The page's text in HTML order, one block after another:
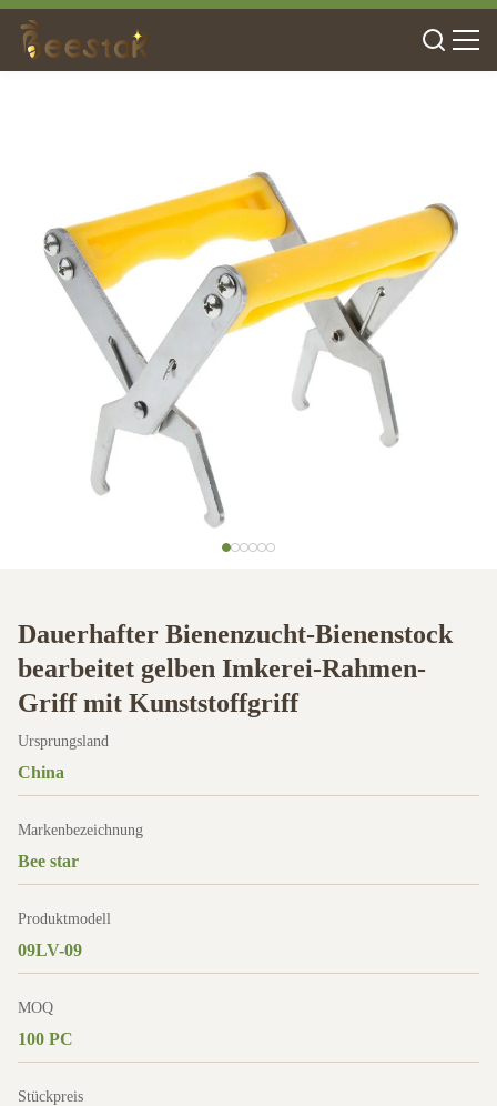
Dauerhafter Bienenzucht-Bienenstock
bearbeitet gelben Imkerei-Rahmen-
Griff mit Kunststoffgriff
Ursprungsland
China
Markenbezeichnung
Bee star
Produktmodell
09LV-09
MOQ
100 PC
Stückpreis